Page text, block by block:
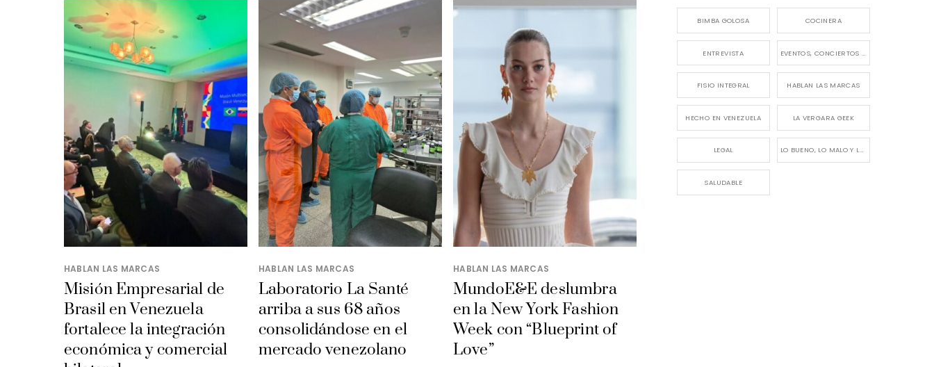
HABLAN LAS MARCAS
Misión Empresarial de
Brasil en Venezuela
fortalece la integración
económica y comercial
HABLAN LAS MARCAS
Laboratorio La Santé
arriba a sus 68 años
consolidándose en el
mercado venezolano
HABLAN LAS MARCAS
MundoE&E deslumbra
en la New York Fashion
Week con “Blueprint of
Love”
BIMBA GOLOSA COCINERA
ENTREVISTA
FISIO INTEGRAL HABLAN LAS MARCAS
HECHO EN VENEZUELA LA VERGARA GEEK
LEGAL LO BUENO, LO MALO Y LO FEO
SALUDABLE